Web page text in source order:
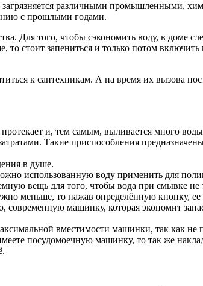
различными промышленными,
с прошлыми годами.
Для того, чтобы сэкономить воду, в доме
стоит запениться и только потом
к сантехникам. А на время их вызова
и, тем самым, выливается много
Такие приспособления
в душе.
использованную воду применить для
вещь для того, чтобы вода при смывке
меньше, то нажав определённую кнопку,
машинку, которая экономит
вместимости машинки, так как не
посудомоечную машинку, то так же